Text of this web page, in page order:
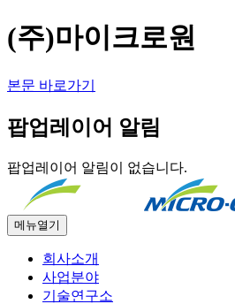
(주)마이크로원
본문 바로가기
팝업레이어 알림
팝업레이어 알림이 없습니다.
메뉴열기
회사소개
사업분야
기술연구소